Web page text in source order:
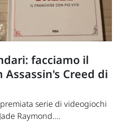
facciamo il
Creed di
serie di videogiochi
Raymond....